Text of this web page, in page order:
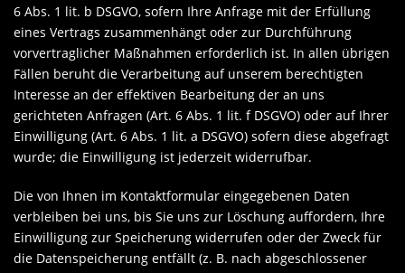
6 Abs. 1 lit. b DSGVO, sofern Ihre Anfrage mit der Erfüllung
eines Vertrags zusammenhängt oder zur Durchführung
vorvertraglicher Maßnahmen erforderlich ist. In allen übrigen
Fällen beruht die Verarbeitung auf unserem berechtigten
Interesse an der effektiven Bearbeitung der an uns
gerichteten Anfragen (Art. 6 Abs. 1 lit. f DSGVO) oder auf Ihrer
Einwilligung (Art. 6 Abs. 1 lit. a DSGVO) sofern diese abgefragt
wurde; die Einwilligung ist jederzeit widerrufbar.
Die von Ihnen im Kontaktformular eingegebenen Daten
verbleiben bei uns, bis Sie uns zur Löschung auffordern, Ihre
Einwilligung zur Speicherung widerrufen oder der Zweck für
die Datenspeicherung entfällt (z. B. nach abgeschlossener